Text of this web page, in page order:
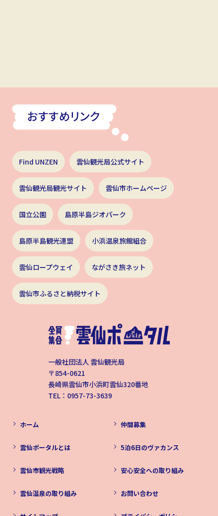
Find UNZEN 雲仙観光局公式サイト
雲仙観光局観光サイト 雲仙市ホームページ
国立公園 島原半島ジオパーク
島原半島観光連盟 小浜温泉旅館組合
雲仙ロープウェイ ながさき旅ネット
雲仙市ふるさと納税サイト
一般社団法人 雲仙観光局
〒854-0621
長崎県雲仙市小浜町雲仙320番地
TEL：0957-73-3639
ホーム
雲仙ポータルとは
雲仙市観光戦略
雲仙温泉の取り組み
仲間募集
5泊6日のヴァカンス
安心安全への取り組み
お問い合わせ